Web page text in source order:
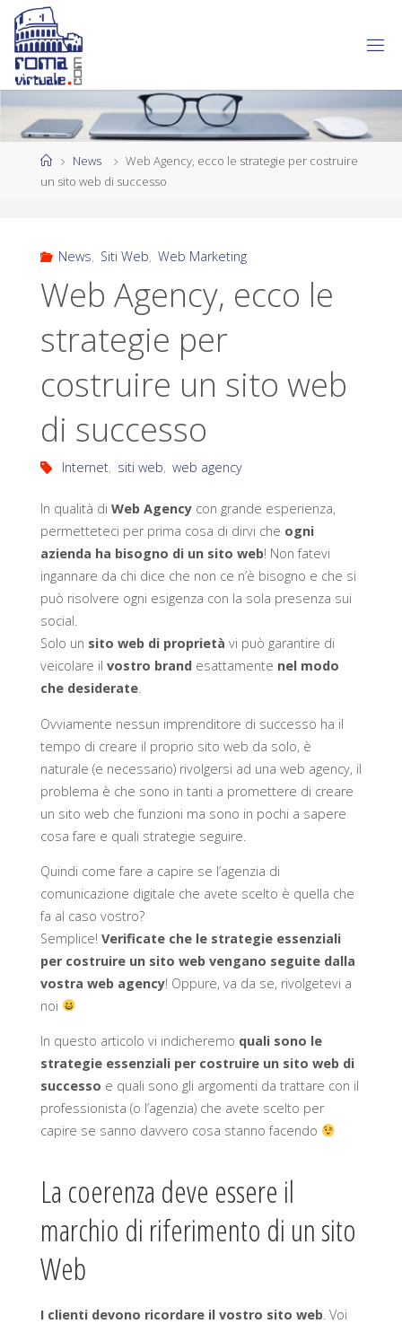
News
Web Agency, ecco le strategie per costruire
un sito web di successo
News, Siti Web, Web Marketing
Web Agency, ecco le
strategie per
costruire un sito web
di successo
Internet, siti web, web agency
In qualità di Web Agencycon grande esperienza,
permetteteci per prima cosa di dirvi che ogni
azienda ha bisogno di un sito web! Non fatevi
ingannare da chi dice che non ce n’è bisogno e che si
può risolvere ogni esigenza con la sola presenza sui
social.
Solo un sito web di proprietà vi può garantire di
veicolare il vostro brandesattamente nel modo
che desiderate.
Ovviamente nessun imprenditore di successo ha il
tempo di creare il proprio sito web da solo, è
naturale (e necessario) rivolgersi ad una web agency, il
problema è che sono in tanti a promettere di creare
un sito web che funzioni ma sono in pochi a sapere
cosa fare e quali strategie seguire.
Quindi come fare a capire se l’agenzia di
comunicazione digitale che avete scelto è quella che
fa al caso vostro?
Semplice! Verificate che le strategie essenziali
per costruire un sito web vengano seguite dalla
vostra web agency! Oppure, va da se, rivolgetevi a
noi
In questo articolo vi indicheremo quali sono le
strategie essenziali per costruire un sito web di
successo e quali sono gli argomenti da trattare con il
professionista (o l’agenzia) che avete scelto per
capire se sanno davvero cosa stanno facendo
La coerenza deve essere il
marchio di riferimento di un sito
Web
I clienti devono ricordare il vostro sito web. Voi